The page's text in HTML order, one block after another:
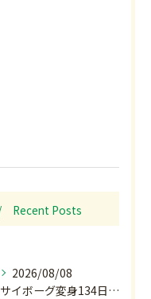
Recent Posts
2026/08/08
サイボーグ変身134日目.ゾロ目.お盆休み.甲子園.佐野日大.麦倉監督37年振り白星.柔道インターハイ.2歳ダリア賞.GⅢ.エルムS. GⅢ.レパードS. GⅢ.CBC賞.応援印…土曜の朝〜